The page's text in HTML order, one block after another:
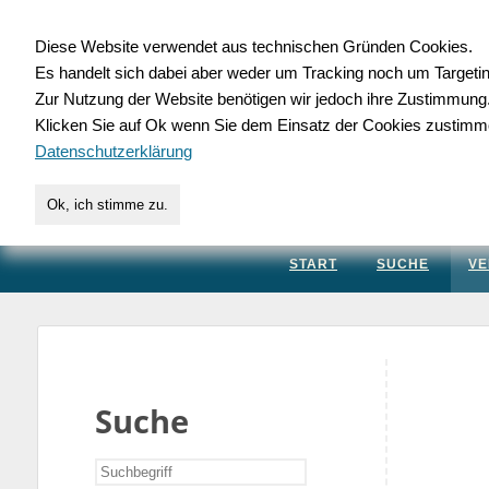
für Handwerk,
START SUCHE
Suche
Diese Website verwendet aus technischen Gründen Cookies.
Es handelt sich dabei aber weder um Tracking noch um
Zur Nutzung der Website benötigen wir jedoch ihre Zustimmung.
Klicken Sie auf Ok wenn Sie dem Einsatz der Cookies
Datenschutzerklärung
Ok, ich stimme zu.